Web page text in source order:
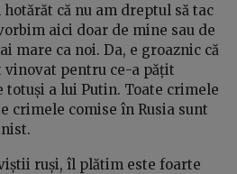
că nu am dreptul să tac
aici doar de mine sau de
mare ca noi. Da, e groaznic că
vinovat pentru ce-a pățit
a lui Putin. Toate crimele
crimele comise în Rusia sunt
ruși, îl plătim este foarte